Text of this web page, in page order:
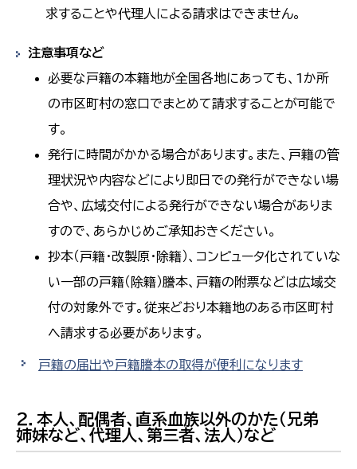
求することや代理人による請求はできません。
注意事項など
必要な戸籍の本籍地が全国各地にあっても、1か所
の市区町村の窓口でまとめて請求することが可能で
す。
発行に時間がかかる場合があります。また、戸籍の管
理状況や内容などにより即日での発行ができない場
合や、広域交付による発行ができない場合がありま
すので、あらかじめご承知おきください。
抄本（戸籍・改製原・除籍）、コンピュータ化されていな
い一部の戸籍（除籍）謄本、戸籍の附票などは広域交
付の対象外です。従来どおり本籍地のある市区町村
へ請求する必要があります。
戸籍の届出や戸籍謄本の取得が便利になります
２．本人、配偶者、直系血族以外のかた（兄弟
姉妹など、代理人、第三者、法人）など